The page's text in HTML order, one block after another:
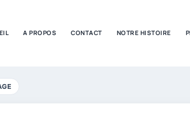
A PROPOS CONTACT NOTRE HISTOIRE